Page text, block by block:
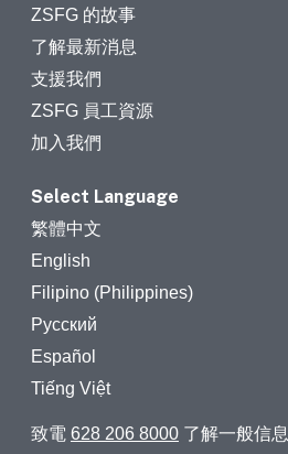
ZSFG 的故事
了解最新消息
支援我們
ZSFG 員工資源
加入我們
Select Language
繁體中文
English
Filipino (Philippines)
Русский
Español
Tiếng Việt
致電 628 206 8000 了解一般信息